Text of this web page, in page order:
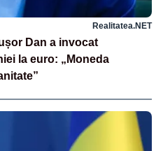
Realitatea.NET
Dan a invocat
la euro: „Moneda